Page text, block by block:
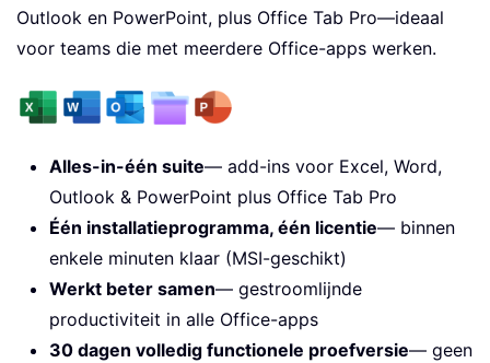
Outlook en PowerPoint, plus Office Tab Pro—ideaal
voor teams die met meerdere Office-apps werken.
Alles-in-één suite— add-ins voor Excel, Word,
Outlook & PowerPoint plus Office Tab Pro
Één installatieprogramma, één licentie— binnen
enkele minuten klaar (MSI-geschikt)
Werkt beter samen— gestroomlijnde
productiviteit in alle Office-apps
30 dagen volledig functionele proefversie— geen